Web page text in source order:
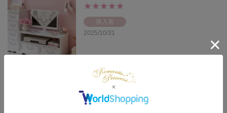
購入者
2025/10/31